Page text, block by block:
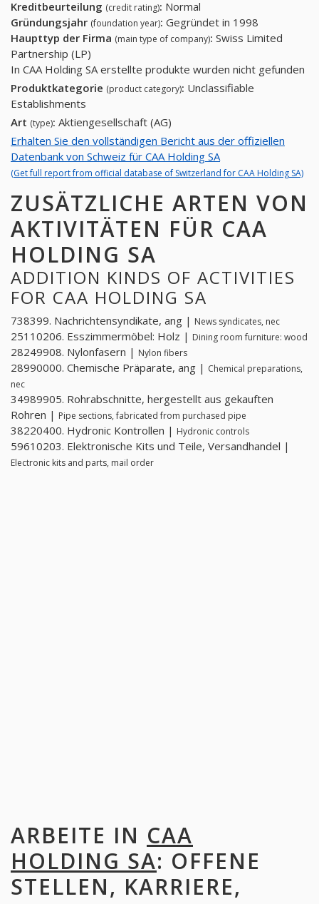
Kreditbeurteilung (credit rating): Normal
Gründungsjahr (foundation year): Gegründet in 1998
Haupttyp der Firma (main type of company): Swiss Limited
Partnership (LP)
In CAA Holding SA erstellte produkte wurden nicht gefunden
Produktkategorie (product category): Unclassifiable
Establishments
Art (type): Aktiengesellschaft (AG)
Erhalten Sie den vollständigen Bericht aus der offiziellen
Datenbank von Schweiz für CAA Holding SA
(Get full report from official database of Switzerland for CAA Holding SA)
ZUSÄTZLICHE ARTEN VON
AKTIVITÄTEN FÜR CAA
HOLDING SA
ADDITION KINDS OF ACTIVITIES
FOR CAA HOLDING SA
738399. Nachrichtensyndikate, ang | News syndicates, nec
25110206. Esszimmermöbel: Holz | Dining room furniture: wood
28249908. Nylonfasern | Nylon fibers
28990000. Chemische Präparate, ang | Chemical preparations,
nec
34989905. Rohrabschnitte, hergestellt aus gekauften
Rohren | Pipe sections, fabricated from purchased pipe
38220400. Hydronic Kontrollen | Hydronic controls
59610203. Elektronische Kits und Teile, Versandhandel |
Electronic kits and parts, mail order
ARBEITE IN CAA
HOLDING SA: OFFENE
STELLEN, KARRIERE,